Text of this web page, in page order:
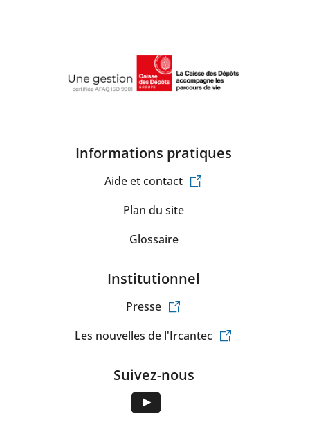
Informations pratiques
Aide et contact
Plan du site
Glossaire
Institutionnel
Presse
Les nouvelles de l'Ircantec
Suivez-nous
Suivez-
nous